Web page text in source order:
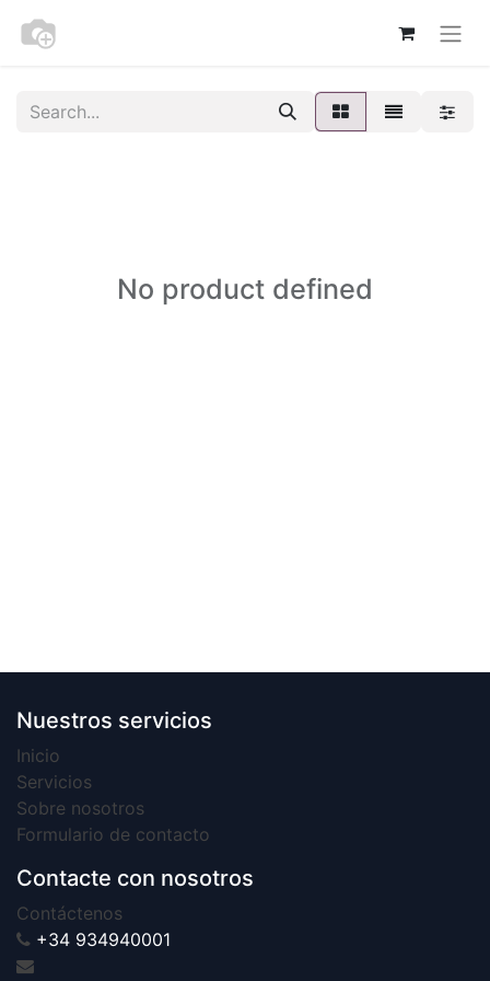
No product defined
Nuestros servicios
Inicio
Servicios
Sobre nosotros
Formulario de contacto
Contacte con nosotros
Contáctenos
+34 934940001